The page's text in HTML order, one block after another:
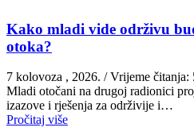
Kako mladi vide održivu
otoka?
7 kolovoza , 2026. / Vrijeme čitanja:
Mladi otočani na drugoj radionici
izazove i rješenja za održivije i…
Pročitaj više